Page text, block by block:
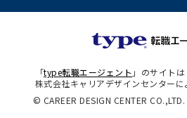
「type転職エージェント 」のサイトは
株式会社キャリアデザインセンター
© CAREER DESIGN CENTER CO.,LTD.